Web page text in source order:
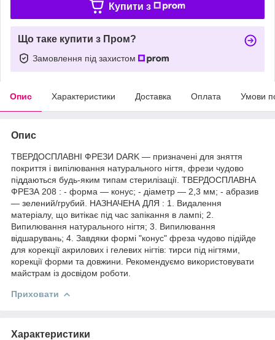
Купити з
Що таке купити з Пром?
Замовлення під захистом
Опис Характеристики Доставка Оплата Умови
Опис
ТВЕРДОСПЛАВНІ ФРЕЗИ DARK — призначені для зняття
покриття і випілювання натурального нігтя, фрези чудово
піддаються будь-яким типам стерилізації. ТВЕРДОСПЛАВНА
ФРЕЗА 208 : - форма — конус; - діаметр — 2,3 мм; - абразив
— зелений/грубий. НАЗНАЧЕНА ДЛЯ : 1. Видалення
матеріалу, що витікає під час запікання в лампі; 2.
Випилювання натурального нігтя; 3. Випилювання
відшарувань; 4. Завдяки формі "конус" фреза чудово підійде
для корекції акрилових і гелевих нігтів: тирси під нігтями,
корекції форми та довжини. Рекомендуємо використовувати
майстрам із досвідом роботи.
Приховати
Характеристики